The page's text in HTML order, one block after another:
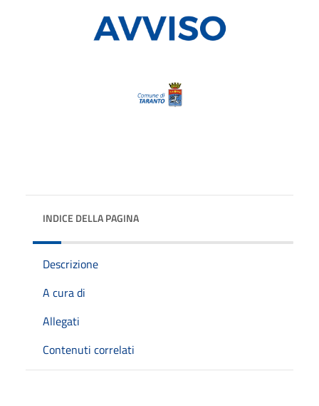
INDICE DELLA PAGINA
Descrizione
A cura di
Allegati
Contenuti correlati